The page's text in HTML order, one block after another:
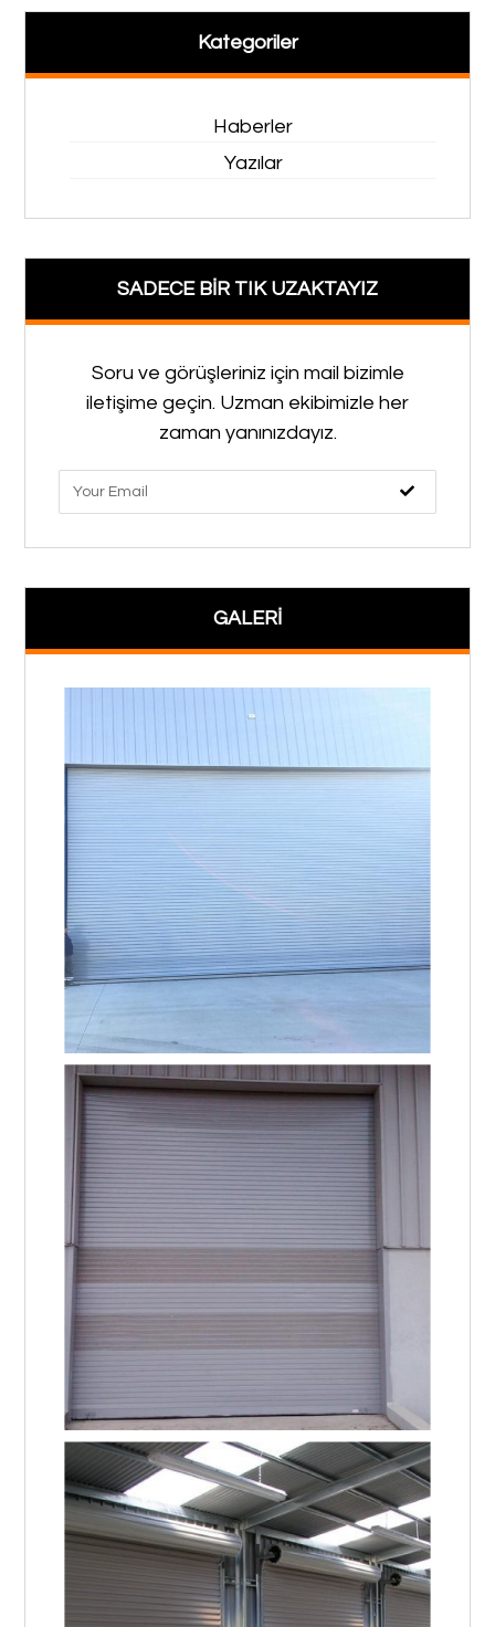
Kategoriler
Haberler
Yazılar
SADECE BİR TIK UZAKTAYIZ
Soru ve görüşleriniz için mail bizimle
iletişime geçin. Uzman ekibimizle her
zaman yanınızdayız.
GALERİ